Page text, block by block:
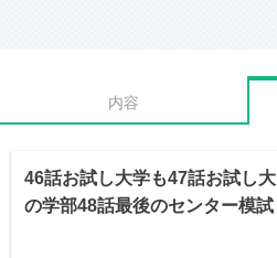
内容
46話お試し大学も47話お試し大
の学部48話最後のセンター模試